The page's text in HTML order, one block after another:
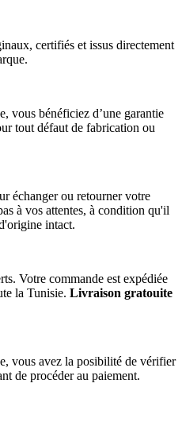
certifiés et issus directement
vous bénéficiez d’une garantie
tout défaut de fabrication ou
échanger ou retourner votre
à vos attentes, à condition qu'il
intact.
Votre commande est expédiée
la Tunisie. Livraison gratouite
vous avez la posibilité de vérifier
de procéder au paiement.